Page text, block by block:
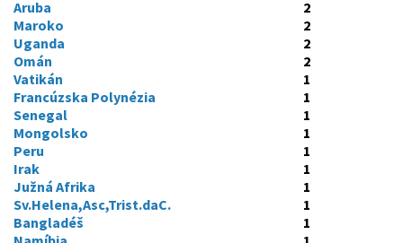
Aruba
2
Maroko
2
Uganda
2
Omán
2
Vatikán
1
Francúzska Polynézia
1
Senegal
1
Mongolsko
1
Peru
1
Irak
1
Južná Afrika
1
Sv.Helena,Asc,Trist.daC.
1
Bangladéš
1